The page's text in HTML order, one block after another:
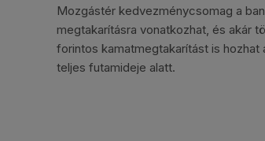
Mozgástér kedvezménycsomag a
megtakarításra vonatkozhat, és akár
forintos kamatmegtakarítást is hozhat
teljes futamideje alatt.